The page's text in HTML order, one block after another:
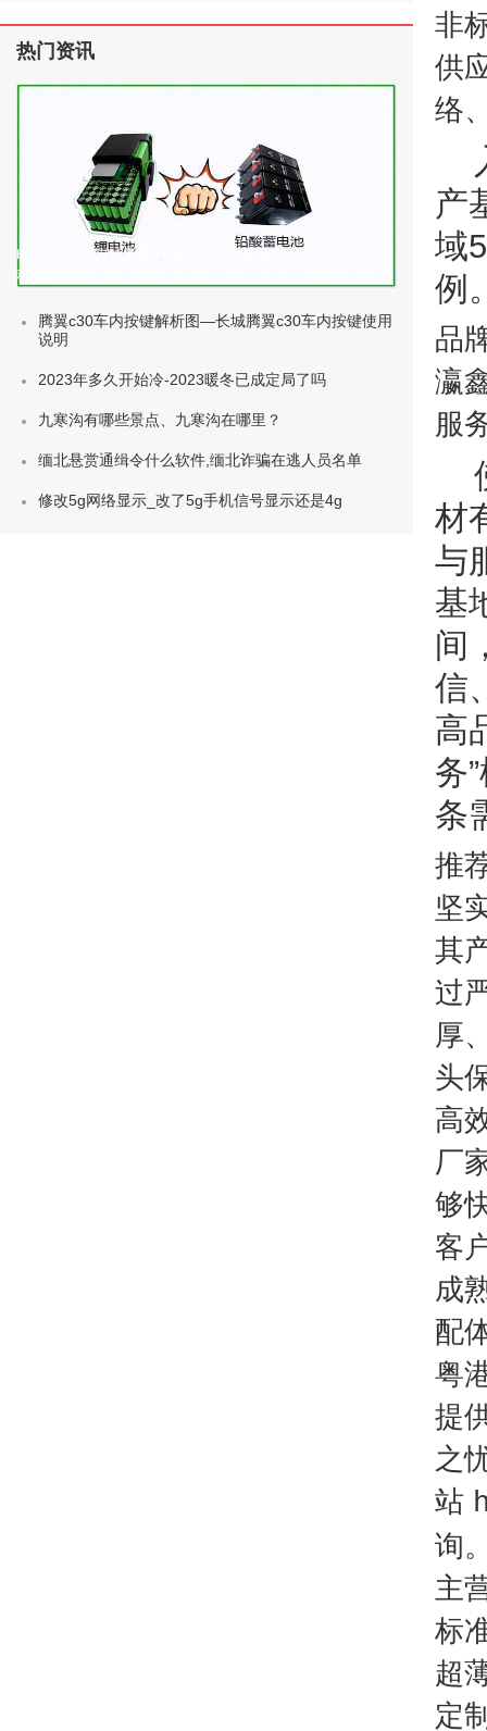
非
供
络
产
域
例
品
瀛
服
材
与
基
间
信
高
务
条
推
坚
其
过
厚
头
高
厂
够
客
成
配
粤
提
之
站
询
主
标
超
定
热门资讯
电动车电池的种类及标准(电动车 电池
种类)
腾翼c30车内按键解析图—长城腾翼c30车内按键使用
说明
2023年多久开始冷-2023暖冬已成定局了吗
九寒沟有哪些景点、九寒沟在哪里？
缅北悬赏通缉令什么软件,缅北诈骗在逃人员名单
修改5g网络显示_改了5g手机信号显示还是4g